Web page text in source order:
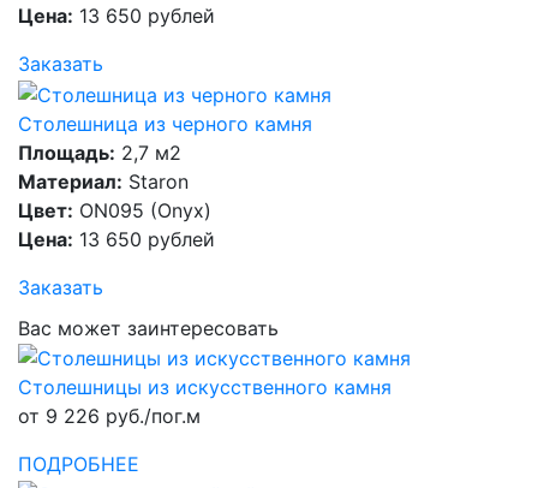
Цена: 13 650 рублей
Заказать
Столешница из черного камня
Площадь: 2,7 м2
Материал: Staron
Цвет: ON095 (Onyx)
Цена: 13 650 рублей
Заказать
Вас может заинтересовать
Столешницы из искусственного камня
от 9 226 руб./пог.м
ПОДРОБНЕЕ